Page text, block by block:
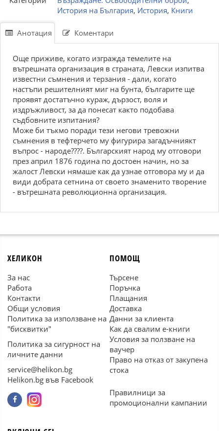
История на България, История, Книги
Анотация Коментари
Още приживе, когато изгражда темелите на
вътрешната организация в страната, Левски изпитва
известни съмнения и терзания - дали, когато
настъпи решителният миг на бунта, българите ще
проявят достатъчно кураж, дързост, воля и
издръжливост, за да понесат както подобава
съдбовните изпитания?
Може би тъкмо поради тези негови тревожни
съмнения в тефтерчето му фигурира загадъчниякт
въпрос - народе????. Българският народ му отговори
през април 1876 година по достоен начин, но за
жалост Левски нямаше как да узнае отговора му и да
види добрата сетнина от своето знаменито творение
- вътрешната революционна организация.
ХЕЛИКОН
За нас
Работа
Контакти
Общи условия
Политика за използване на
"бисквитки"
Политика за сигурност на
личните данни
service@helikon.bg
Helikon.bg във Facebook
ПОМОЩ
Търсене
Поръчка
Плащания
Доставка
Данни за клиента
Как да свалим е-книги
Условия за ползване на
ваучер
Право на отказ от закупена
стока
Правилници за
промоционални кампании